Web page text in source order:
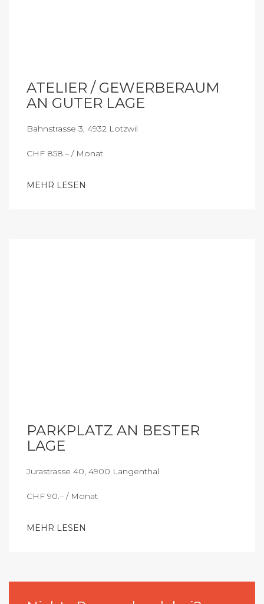
ATELIER / GEWERBERAUM
AN GUTER LAGE
Bahnstrasse 3, 4932 Lotzwil
CHF 858.– / Monat
MEHR LESEN
PARKPLATZ AN BESTER
LAGE
Jurastrasse 40, 4900 Langenthal
CHF 90.– / Monat
MEHR LESEN